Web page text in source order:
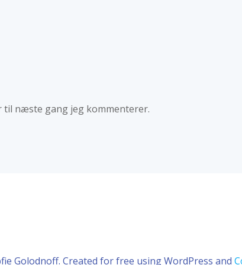
til næste gang jeg kommenterer.
Golodnoff. Created for free using WordPress and